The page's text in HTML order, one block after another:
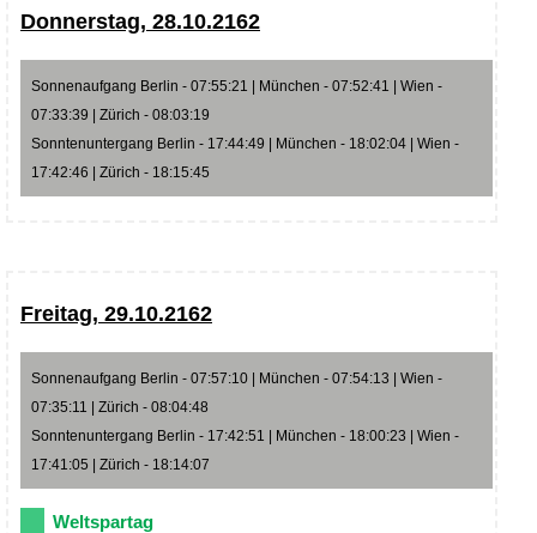
Donnerstag, 28.10.2162
Sonnenaufgang Berlin - 07:55:21 | München - 07:52:41 | Wien -
07:33:39 | Zürich - 08:03:19
Sonntenuntergang Berlin - 17:44:49 | München - 18:02:04 | Wien -
17:42:46 | Zürich - 18:15:45
Freitag, 29.10.2162
Sonnenaufgang Berlin - 07:57:10 | München - 07:54:13 | Wien -
07:35:11 | Zürich - 08:04:48
Sonntenuntergang Berlin - 17:42:51 | München - 18:00:23 | Wien -
17:41:05 | Zürich - 18:14:07
Weltspartag